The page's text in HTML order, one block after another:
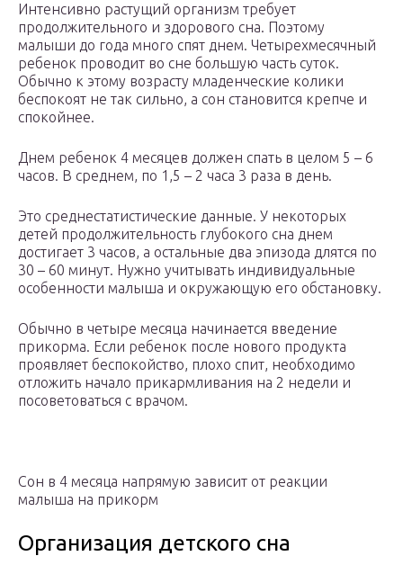
Интенсивно растущий организм требует
продолжительного и здорового сна. Поэтому
малыши до года много спят днем. Четырехмесячный
ребенок проводит во сне большую часть суток.
Обычно к этому возрасту младенческие колики
беспокоят не так сильно, а сон становится крепче и
спокойнее.
Днем ребенок 4 месяцев должен спать в целом 5 – 6
часов. В среднем, по 1,5 – 2 часа 3 раза в день.
Это среднестатистические данные. У некоторых
детей продолжительность глубокого сна днем
достигает 3 часов, а остальные два эпизода длятся по
30 – 60 минут. Нужно учитывать индивидуальные
особенности малыша и окружающую его обстановку.
Обычно в четыре месяца начинается введение
прикорма. Если ребенок после нового продукта
проявляет беспокойство, плохо спит, необходимо
отложить начало прикармливания на 2 недели и
посоветоваться с врачом.
Сон в 4 месяца напрямую зависит от реакции
малыша на прикорм
Организация детского сна